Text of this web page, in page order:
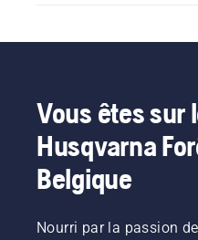
Vous êtes sur
Husqvarna
Belgique
Nourri par la passion